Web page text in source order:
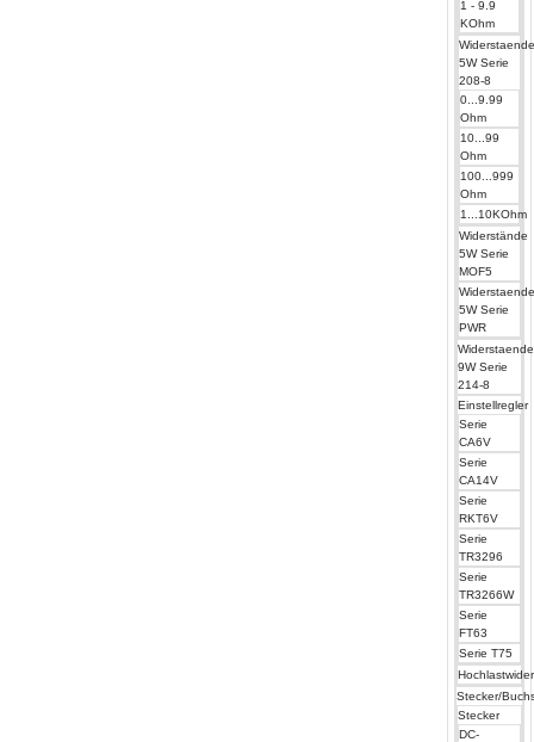
1 - 9.9
KOhm
5W Serie
208-8
0...9.99
Ohm
10...99
Ohm
100...999
Ohm
1...10KOhm
Widerstände
5W Serie
MOF5
5W Serie
PWR
Widerstaende
9W Serie
214-8
Einstellregler
Serie
CA6V
Serie
CA14V
Serie
RKT6V
Serie
TR3296
Serie
TR3266W
Serie
FT63
Serie T75
Stecker/
Stecker
DC-